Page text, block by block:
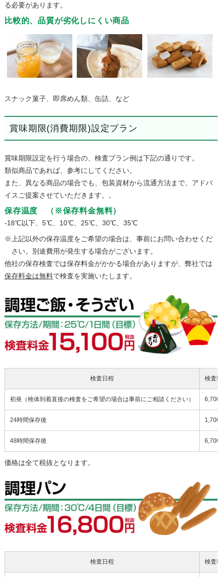
る必要があります。
比較的、品質が劣化しにくい商品
スナック菓子、即席めん類、缶詰、など
賞味期限(消費期限)設定プラン
賞味期限設定を行う場合の、検査プラン例は下記の通りです。
類似商品であれば、参考にしてください。
また、異なる商品の場合でも、包装資材から流通方法まで、アドバ
イスご提案させていただきます。。
保存温度 （※保存料金無料）
-18℃以下、5℃、10℃、25℃、30℃、35℃
上記以外の保存温度をご希望の場合は、事前にお問い合わせくだ
さい。別途費用が発生する場合がございます。
他社の保存検査では保存料金がかかる場合がありますが、弊社では
保存料金は無料で検査を実施いたします。
検査日程 検査
初発（検体到着直後の検査をご希望の場合は事前にご相談ください） 6,700
24時間保存後 1,700
48時間保存後 6,700
価格は全て税抜となります。
検査日程 検査